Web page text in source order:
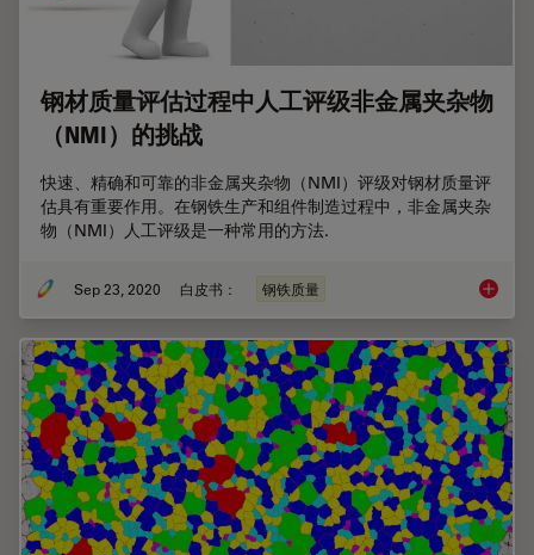
钢材质量评估过程中人工评级非金属夹杂物
（NMI）的挑战
快速、精确和可靠的非金属夹杂物（NMI）评级对钢材质量评
估具有重要作用。在钢铁生产和组件制造过程中，非金属夹杂
物（NMI）人工评级是一种常用的方法.
Sep 23, 2020 白皮书： 钢铁质量 钢材质